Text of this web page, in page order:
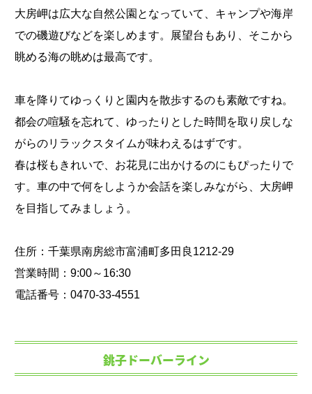
大房岬は広大な自然公園となっていて、キャンプや海岸
での磯遊びなどを楽しめます。展望台もあり、そこから
眺める海の眺めは最高です。
車を降りてゆっくりと園内を散歩するのも素敵ですね。
都会の喧騒を忘れて、ゆったりとした時間を取り戻しな
がらのリラックスタイムが味わえるはずです。
春は桜もきれいで、お花見に出かけるのにもぴったりで
す。車の中で何をしようか会話を楽しみながら、大房岬
を目指してみましょう。
住所：千葉県南房総市富浦町多田良1212-29
営業時間：9:00～16:30
電話番号：0470-33-4551
銚子ドーバーライン